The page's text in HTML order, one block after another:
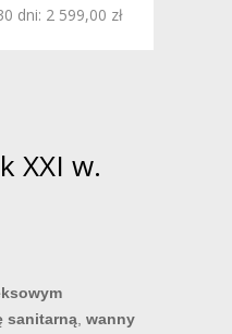
dni: 2 599,00 zł
XXI w.
sanitarną wanny